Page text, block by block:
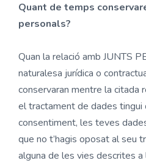
Quant de temps
personals?
Quan la relació amb JUNTS
naturalesa jurídica o
conservaran mentre la citada
el tractament de dades tingui
consentiment, les teves
que no t’hagis oposat al seu
alguna de les vies descrites a